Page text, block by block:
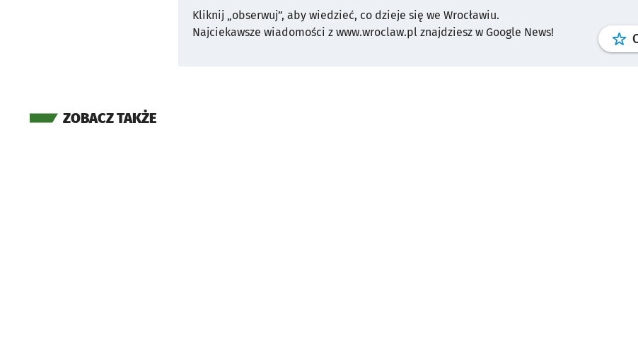
Kliknij „obserwuj”, aby wiedzieć, co dzieje się we Wrocławiu.
Najciekawsze wiadomości z www.wroclaw.pl znajdziesz w Google News!
ZOBACZ TAKŻE